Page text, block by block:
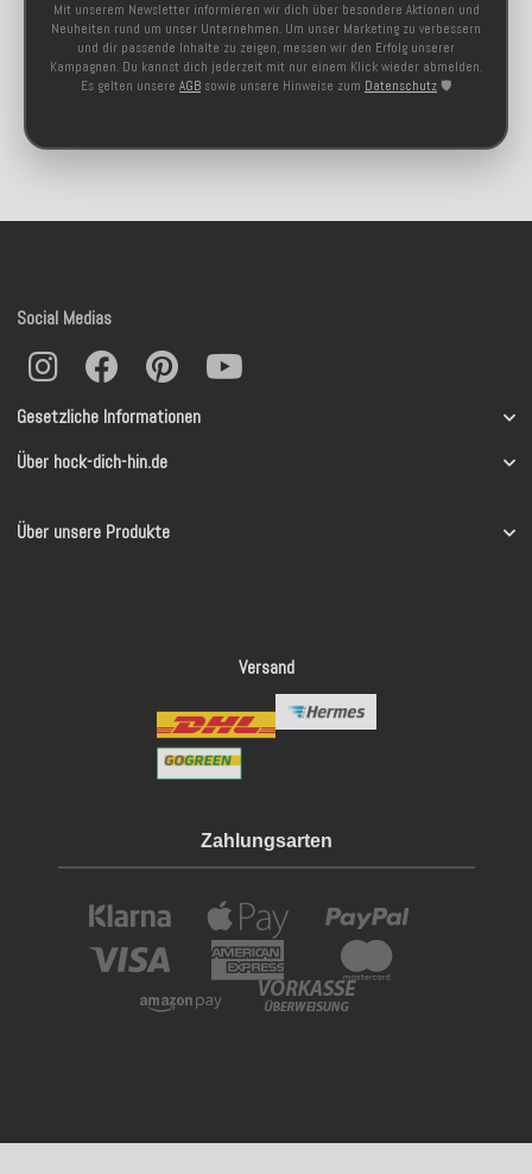
Mit unserem Newsletter informieren wir dich über besondere Aktionen und
Neuheiten rund um unser Unternehmen. Um unser Marketing zu verbessern
und dir passende Inhalte zu zeigen, messen wir den Erfolg unserer
Kampagnen. Du kannst dich jederzeit mit nur einem Klick wieder abmelden.
Es gelten unsere AGB sowie unsere Hinweise zum Datenschutz 🛡️
Gesetzliche Informationen
Über hock-dich-hin.de
Über unsere Produkte
Social Medias
Versand
Zahlungsarten